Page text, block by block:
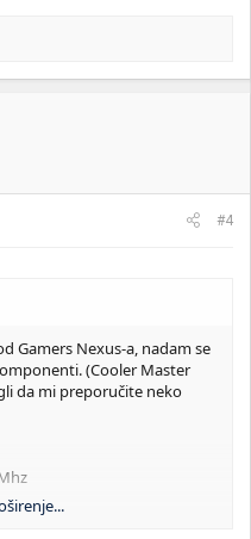
#4
Gamers Nexus-a, nadam se
(Cooler Master
da mi preporučite neko